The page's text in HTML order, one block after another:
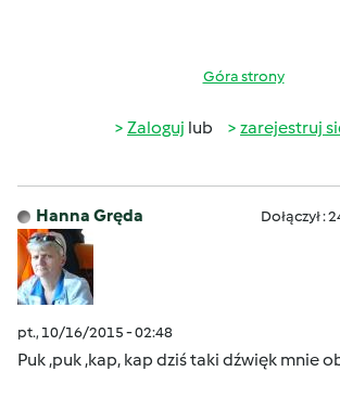
Góra strony
Zaloguj lub zarejestruj
Hanna Gręda Dołączył :
pt., 10/16/2015 - 02:48
Puk ,puk ,kap, kap dziś taki dźwięk mnie